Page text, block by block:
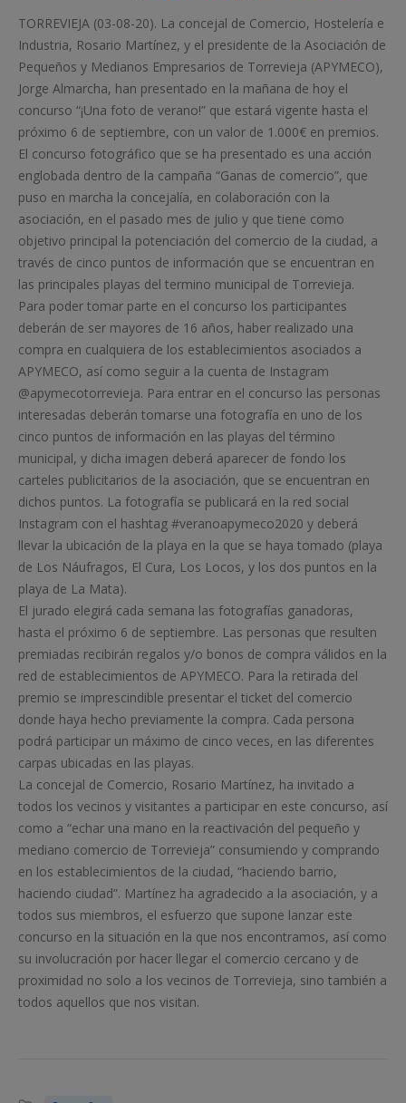
TORREVIEJA (03-08-20). La concejal de Comercio, Hostelería e
Industria, Rosario Martínez, y el presidente de la Asociación de
Pequeños y Medianos Empresarios de Torrevieja (APYMECO),
Jorge Almarcha, han presentado en la mañana de hoy el
concurso “¡Una foto de verano!” que estará vigente hasta el
próximo 6 de septiembre, con un valor de 1.000€ en premios.
El concurso fotográfico que se ha presentado es una acción
englobada dentro de la campaña “Ganas de comercio”, que
puso en marcha la concejalía, en colaboración con la
asociación, en el pasado mes de julio y que tiene como
objetivo principal la potenciación del comercio de la ciudad, a
través de cinco puntos de información que se encuentran en
las principales playas del termino municipal de Torrevieja.
Para poder tomar parte en el concurso los participantes
deberán de ser mayores de 16 años, haber realizado una
compra en cualquiera de los establecimientos asociados a
APYMECO, así como seguir a la cuenta de Instagram
@apymecotorrevieja. Para entrar en el concurso las personas
interesadas deberán tomarse una fotografía en uno de los
cinco puntos de información en las playas del término
municipal, y dicha imagen deberá aparecer de fondo los
carteles publicitarios de la asociación, que se encuentran en
dichos puntos. La fotografía se publicará en la red social
Instagram con el hashtag #veranoapymeco2020 y deberá
llevar la ubicación de la playa en la que se haya tomado (playa
de Los Náufragos, El Cura, Los Locos, y los dos puntos en la
playa de La Mata).
El jurado elegirá cada semana las fotografías ganadoras,
hasta el próximo 6 de septiembre. Las personas que resulten
premiadas recibirán regalos y/o bonos de compra válidos en la
red de establecimientos de APYMECO. Para la retirada del
premio se imprescindible presentar el ticket del comercio
donde haya hecho previamente la compra. Cada persona
podrá participar un máximo de cinco veces, en las diferentes
carpas ubicadas en las playas.
La concejal de Comercio, Rosario Martínez, ha invitado a
todos los vecinos y visitantes a participar en este concurso, así
como a “echar una mano en la reactivación del pequeño y
mediano comercio de Torrevieja” consumiendo y comprando
en los establecimientos de la ciudad, “haciendo barrio,
haciendo ciudad”. Martínez ha agradecido a la asociación, y a
todos sus miembros, el esfuerzo que supone lanzar este
concurso en la situación en la que nos encontramos, así como
su involucración por hacer llegar el comercio cercano y de
proximidad no solo a los vecinos de Torrevieja, sino también a
todos aquellos que nos visitan.